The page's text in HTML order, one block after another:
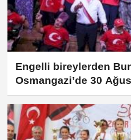
Engelli bireylerden
Osmangazi’de 30
Bayramı kutlaması